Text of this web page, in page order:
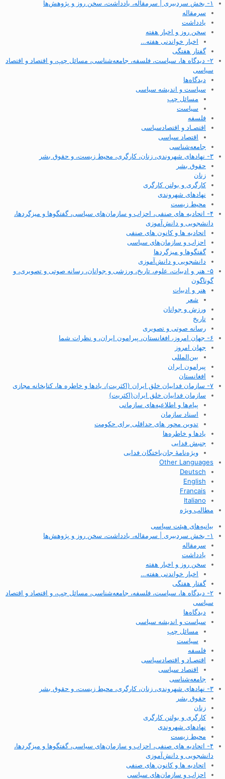
۱- بخش سردبیری | سرمقاله، یادداشت، سخن روز و پژوهش‌ها
سرمقاله
یادداشت
سخن روز و اخبار هفته
اخبار خواندنی هفته…
گفتار هفتگی
۲- دیدگاه ها، سیاست، فلسفه، جامعه‌شناسی، مسائل چپ، و اقتصاد و اقتصاد
سیاسی
دیدگاه‌ها
سیاست و اندیشه سیاسی
مسائل چپ
سیاست
فلسفه
اقتصـاد و اقتصاد‌سیاسی
اقتصاد سیاسی
جامعه‌شناسی
۳- نهادهای شهروندی، زنان، کارگری، محیط زیست، و حقوق بشر
حقوق بشر
زنان
کارگری و بولتن کارگری
نهادهای شهروندی
محیط زیست
۴- اتحادیه های صنفی، احزاب و سازمان‌های سیاسی، گفتگوها و میزگردها،
دانشجویی و دانش‌آموزی
اتحادیه ها و کانون های صنفی
احزاب و سازمان‌های سیاسی
گفتگوها و میزگردها
دانشجویی و دانش‌آموزی
۵- هنر و ادبیات، علوم، تاریخ، ورزشی و جوانان، رسانه صوتی و تصویری، و
گوناگون
هنر و ادبیات
شعر
ورزش و جوانان
تاریخ
رسانه صوتی و تصویری
۶- جهان امروز، افغانستان، پیرامون ایران، و نظرات شما
جهان امروز
بین‌المللی
پیرامون ایران
افغانستان
۷- سازمان فداییان خلق ایران (اکثریت)، یادها و خاطره ها، کتابخانه مجازی
سازمان فداییان خلق ایران(اکثریت)
پیام‌ها و اطلاعیه‌های سازمانی
اسناد سازمان
تدوین محور های حداقلی برای حکومت
یادها و خاطره‌ها
جنبش فدایی
ویژه‌نامهٔ جان‌باختگان فدایی
Other Languages
Deutsch
English
Francais
Italiano
مطالب ویژه
بیانیه‌های هیئت سیاسی
۱- بخش سردبیری | سرمقاله، یادداشت، سخن روز و پژوهش‌ها
سرمقاله
یادداشت
سخن روز و اخبار هفته
اخبار خواندنی هفته…
گفتار هفتگی
۲- دیدگاه ها، سیاست، فلسفه، جامعه‌شناسی، مسائل چپ، و اقتصاد و اقتصاد
سیاسی
دیدگاه‌ها
سیاست و اندیشه سیاسی
مسائل چپ
سیاست
فلسفه
اقتصـاد و اقتصاد‌سیاسی
اقتصاد سیاسی
جامعه‌شناسی
۳- نهادهای شهروندی، زنان، کارگری، محیط زیست، و حقوق بشر
حقوق بشر
زنان
کارگری و بولتن کارگری
نهادهای شهروندی
محیط زیست
۴- اتحادیه های صنفی، احزاب و سازمان‌های سیاسی، گفتگوها و میزگردها،
دانشجویی و دانش‌آموزی
اتحادیه ها و کانون های صنفی
احزاب و سازمان‌های سیاسی